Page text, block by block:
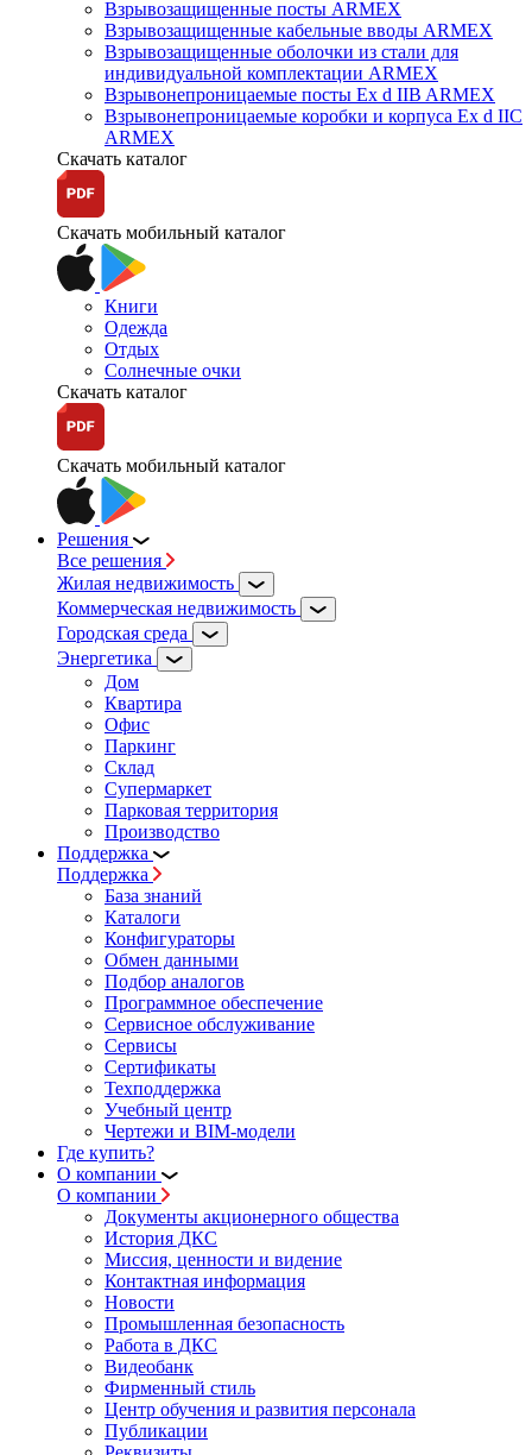
Взрывозащищенные посты ARMEX
Взрывозащищенные кабельные вводы ARMEX
Взрывозащищенные оболочки из стали для
индивидуальной комплектации ARMEX
Взрывонепроницаемые посты Ex d IIB ARMEX
Взрывонепроницаемые коробки и корпуса Ex d IIС
ARMEX
Скачать каталог
Скачать мобильный каталог
Книги
Одежда
Отдых
Солнечные очки
Скачать каталог
Скачать мобильный каталог
Решения
Все решения
Жилая недвижимость
Коммерческая недвижимость
Городская среда
Энергетика
Дом
Квартира
Офис
Паркинг
Склад
Супермаркет
Парковая территория
Производство
Поддержка
Поддержка
База знаний
Каталоги
Конфигураторы
Обмен данными
Подбор аналогов
Программное обеспечение
Сервисное обслуживание
Сервисы
Сертификаты
Техподдержка
Учебный центр
Чертежи и BIM-модели
Где купить?
О компании
О компании
Документы акционерного общества
История ДКС
Миссия, ценности и видение
Контактная информация
Новости
Промышленная безопасность
Работа в ДКС
Видеобанк
Фирменный стиль
Центр обучения и развития персонала
Публикации